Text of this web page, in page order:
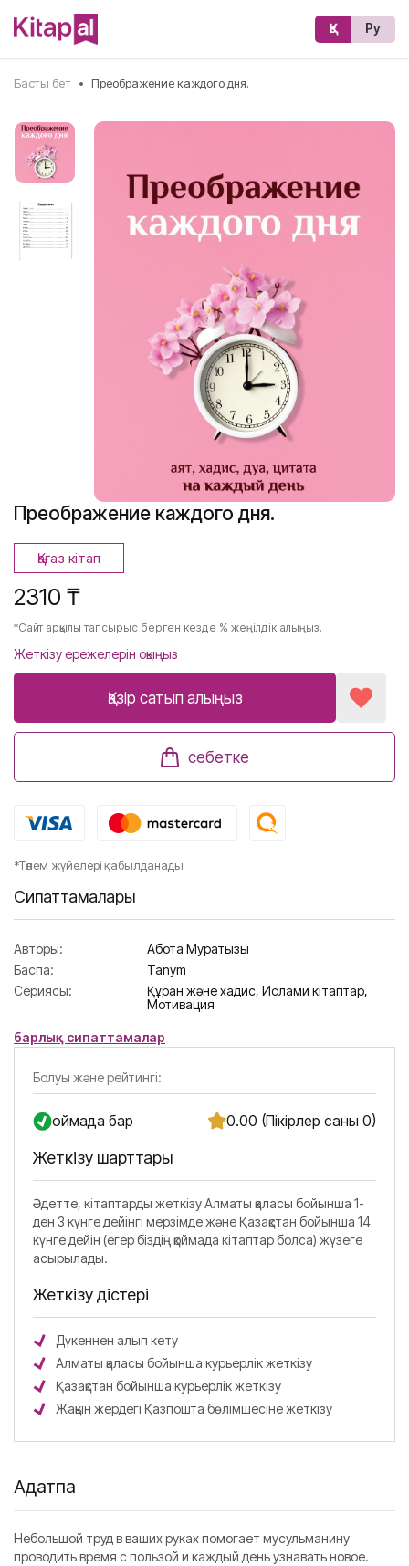
Қз Ру
Басты бет • Преображение каждого дня.
Преображение каждого дня.
Қағаз кітап
2310 ₸
*Сайт арқылы тапсырыс берген кезде % жеңілдік алыңыз.
Жеткізу ережелерін оқыңыз
Қазір сатып алыңыз
себетке
*Төлем жүйелері қабылданады
Сипаттамалары
Авторы:
Ақбота Муратқызы
Баспа:
Tanym
Сериясы:
Құран және хадис, Ислами кітаптар,
Мотивация
барлық сипаттамалар
Болуы және рейтингі:
Қоймада бар 0.00 (Пікірлер саны 0)
Жеткізу шарттары
Әдетте, кітаптарды жеткізу Алматы қаласы бойынша 1-
ден 3 күнге дейінгі мерзімде және Қазақстан бойынша 14
күнге дейін (егер біздің қоймада кітаптар болса) жүзеге
асырылады.
Жеткізу әдістері
Дүкеннен алып кету
Алматы қаласы бойынша курьерлік жеткізу
Қазақстан бойынша курьерлік жеткізу
Жақын жердегі Қазпошта бөлімшесіне жеткізу
Аңдатпа
Небольшой труд в ваших руках помогает мусульманину
проводить время с пользой и каждый день узнавать новое.